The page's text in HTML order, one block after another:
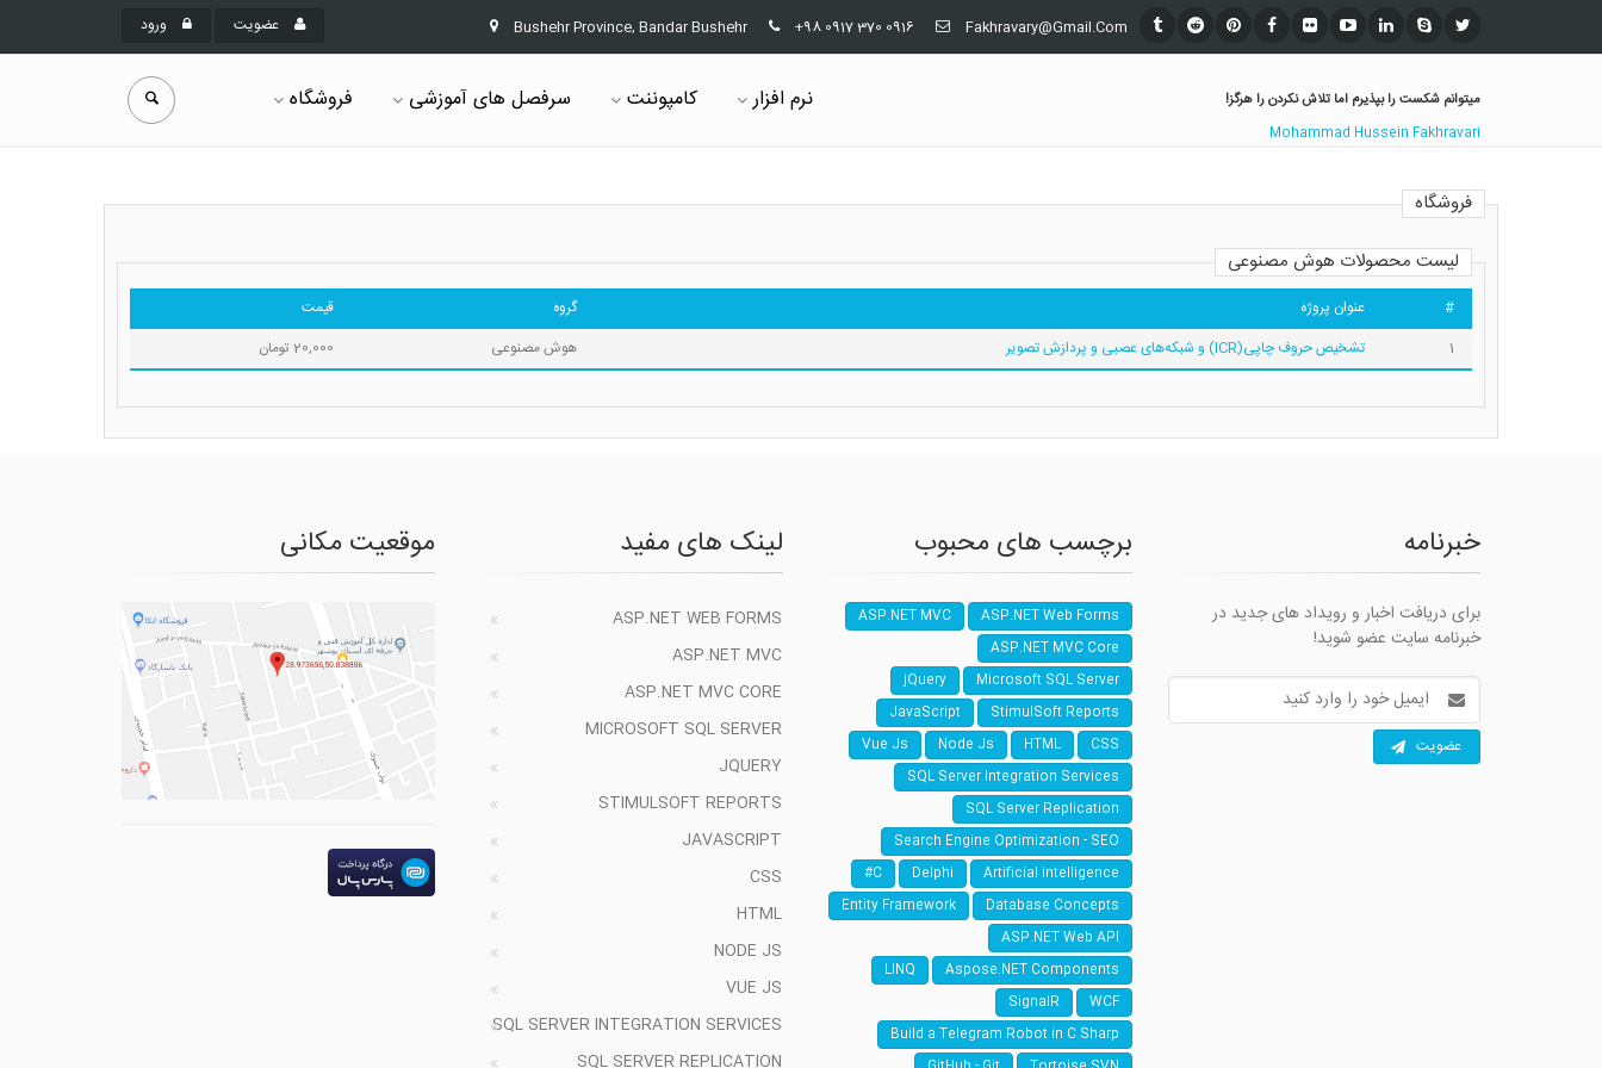
عضویت ورود Bushehr Province, Bandar Bushehr +98 0917 370 0916 Fakhravary@Gmail.Com
میتوانم شکست را بپذیرم اما تلاش نکردن را هرگز!
Mohammad Hussein Fakhravari
فروشگاه سرفصل های آموزشی کامپوننت نرم افزار
فروشگاه
لیست محصولات هوش مصنوعی
# عنوان پروژه گروه
قیمت
1
تشخیص حروف چاپی(ICR) و شبکه‌های عصبی و پردازش تصویر هوش مصنوعی 20,000 تومان
موقعیت مکانی لینک های مفید
ASP.NET WEB FORMS
ASP.NET MVC
ASP.NET MVC CORE
MICROSOFT SQL SERVER
JQUERY
STIMULSOFT REPORTS
JAVASCRIPT
CSS
HTML
NODE JS
VUE JS
SQL SERVER INTEGRATION SERVICES
SQL SERVER REPLICATION
برچسب های محبوب
ASP.NET Web Forms
ASP.NET MVC
ASP.NET MVC Core
Microsoft SQL Server
jQuery
StimulSoft Reports
JavaScript
CSS
HTML
Node Js
Vue Js
SQL Server Integration Services
SQL Server Replication
Search Engine Optimization - SEO
Artificial intelligence
Delphi
C#
Database Concepts
Entity Framework
ASP.NET Web API
Aspose.NET Components
LINQ
WCF
SignalR
Build a Telegram Robot in C Sharp
خبرنامه
برای دریافت اخبار و رویداد های جدید در
خبرنامه سایت عضو شوید!
آدرس
ایمیل
عضویت